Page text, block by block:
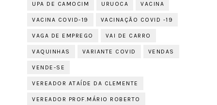
UPA DE CAMOCIM URUOCA VACINA
VACINA COVID-19 VACINAÇÃO COVID -19
VAGA DE EMPREGO VAI DE CARRO
VAQUINHAS VARIANTE COVID VENDAS
VENDE-SE
VEREADOR ATAÍDE DA CLEMENTE
VEREADOR PROF.MÁRIO ROBERTO